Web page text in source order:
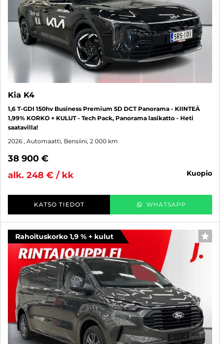
Kia K4
1,6 T-GDI 150hv Business Premium 5D DCT Panorama - KIINTEÄ
1,99% KORKO + KULUT - Tech Pack, Panorama lasikatto - Heti
saatavilla!
2026 , Automaatti, Bensiini, 2 000 km
38 900 €
alk. 248 € / kk
kuopio
KATSO TIEDOT WHATSAPP
Rahoituskorko 1,9 % + kulut